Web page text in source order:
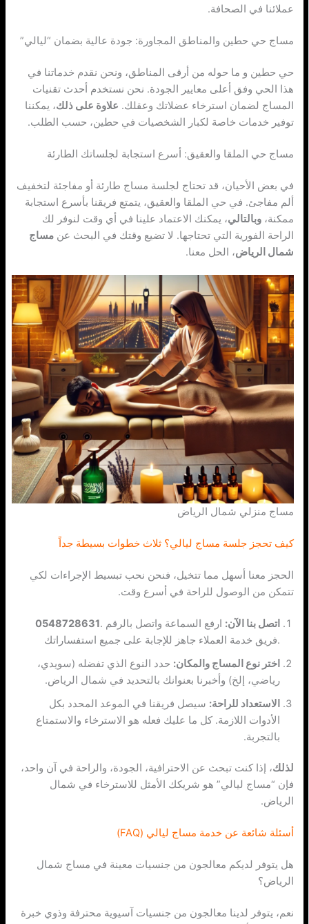
عملائنا في الصحافة.
مساج حي حطين والمناطق المجاورة: جودة عالية بضمان “ليالي”
حي حطين و ما حوله من أرقى المناطق، ونحن نقدم خدماتنا في
هذا الحي وفق أعلى معايير الجودة. نحن نستخدم أحدث تقنيات
المساج لضمان استرخاء عضلاتك وعقلك. علاوة على ذلك، يمكننا
توفير خدمات خاصة لكبار الشخصيات في حطين، حسب الطلب.
مساج حي الملقا والعقيق: أسرع استجابة لجلساتك الطارئة
في بعض الأحيان، قد تحتاج لجلسة مساج طارئة أو مفاجئة لتخفيف
ألم مفاجئ. في حي الملقا والعقيق، يتمتع فريقنا بأسرع استجابة
ممكنة،وبالتالي، يمكنك الاعتماد علينا في أي وقت لنوفر لك
الراحة الفورية التي تحتاجها. لا تضيع وقتك في البحث عنمساج
شمال الرياض، الحل معنا.
مساج منزلي شمال الرياض
كيف تحجز جلسة مساج ليالي؟ ثلاث خطوات بسيطة جداً
الحجز معنا أسهل مما تتخيل، فنحن نحب تبسيط الإجراءات لكي
تتمكن من الوصول للراحة في أسرع وقت.
اتصل بنا الآن: ارفع السماعة واتصل بالرقم .
فريق خدمة العملاء جاهز للإجابة على جميع استفساراتك.
اختر نوع المساج والمكان: حدد النوع الذي تفضله (سويدي،
رياضي، إلخ) وأخبرنا بعنوانك بالتحديد في شمال الرياض.
الاستعداد للراحة: سيصل فريقنا في الموعد المحدد بكل
الأدوات اللازمة. كل ما عليك فعله هو الاسترخاء والاستمتاع
بالتجربة.
لذلك، إذا كنت تبحث عن الاحترافية، الجودة، والراحة في آن واحد،
فإن “مساج ليالي” هو شريكك الأمثل للاسترخاء في شمال
الرياض.
أسئلة شائعة عن خدمة مساج ليالي (FAQ)
هل يتوفر لديكم معالجون من جنسيات معينة في مساج شمال
الرياض؟
نعم، يتوفر لدينا معالجون من جنسيات آسيوية محترفة وذوي خبرة